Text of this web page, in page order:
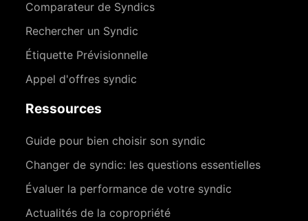
Comparateur de Syndics
Rechercher un Syndic
Étiquette Prévisionnelle
Appel d'offres syndic
Ressources
Guide pour bien choisir son syndic
Changer de syndic: les questions essentielles
Évaluer la performance de votre syndic
Actualités de la copropriété